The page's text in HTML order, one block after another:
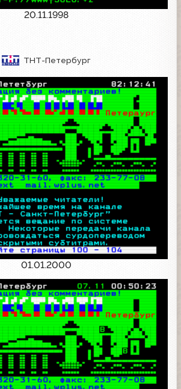
20.11.1998
ТНТ-Петербург
01.01.2000